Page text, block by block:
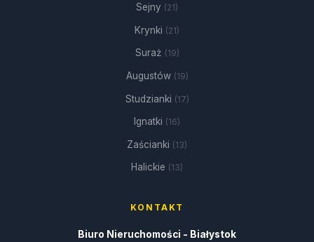
Sejny (21)
Krynki (21)
Suraż (19)
Augustów (19)
Studzianki (17)
Ignatki (16)
Zaścianki (13)
Halickie (13)
KONTAKT
Biuro Nieruchomości - Białystok